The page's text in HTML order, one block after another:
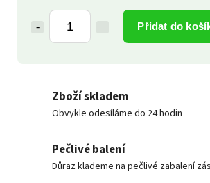
Přidat do
Zboží skladem
Obvykle odesíláme do 24 hodin
Pečlivé balení
Důraz klademe na pečlivé zabalení